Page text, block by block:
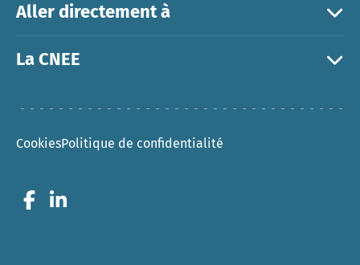
Aller directement à
La CNEE
CookiesPolitique de confidentialité
Go to Facebook
Go to LinkedIn